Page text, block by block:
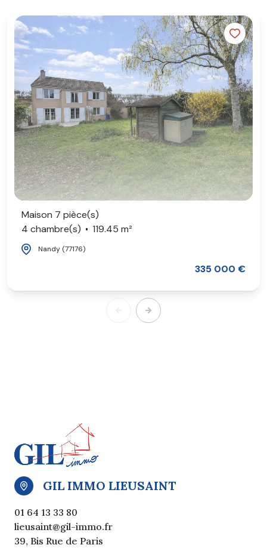
Maison 7 pièce(s)
4 chambre(s)
119.45 m²
Nandy (77176)
335 000 €
GIL IMMO LIEUSAINT
01 64 13 33 80
lieusaint@gil-immo.fr
39, Bis Rue de Paris